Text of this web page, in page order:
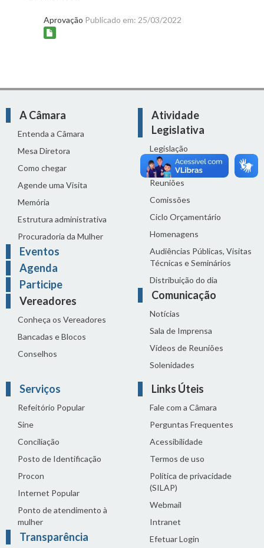
Aprovação Publicado em: 25/03/2022
A Câmara
Entenda a Câmara
Mesa Diretora
Como chegar
Agende uma Visita
Memória
Estrutura administrativa
Procuradoria da Mulher
Eventos
Agenda
Participe
Vereadores
Conheça os Vereadores
Bancadas e Blocos
Conselhos
Atividade
Legislativa
Legislação
Proposições
Reuniões
Comissões
Ciclo Orçamentário
Homenagens
Audiências Públicas, Visitas
Técnicas e Seminários
Distribuição do dia
Comunicação
Notícias
Sala de Imprensa
Vídeos de Reuniões
Solenidades
Serviços
Refeitório Popular
Sine
Conciliação
Posto de Identificação
Procon
Internet Popular
Ponto de atendimento à
mulher
Transparência
Links Úteis
Fale com a Câmara
Perguntas Frequentes
Acessibilidade
Termos de uso
Política de privacidade
(SILAP)
Webmail
Intranet
Efetuar Login